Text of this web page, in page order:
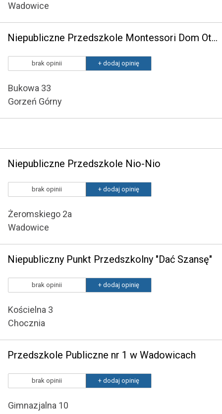
Wadowice
Niepubliczne Przedszkole Montessori Dom Otwarty
brak opinii + dodaj opinię
Bukowa 33
Gorzeń Górny
Niepubliczne Przedszkole Nio-Nio
brak opinii + dodaj opinię
Żeromskiego 2a
Wadowice
Niepubliczny Punkt Przedszkolny "Dać Szansę"
brak opinii + dodaj opinię
Kościelna 3
Chocznia
Przedszkole Publiczne nr 1 w Wadowicach
brak opinii + dodaj opinię
Gimnazjalna 10